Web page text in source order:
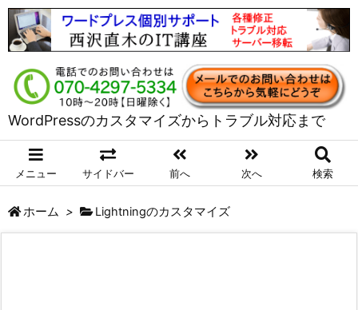
WordPressのカスタマイズからトラブル対応まで
メニュー サイドバー 前へ 次へ 検索
ホーム > Lightningのカスタマイズ